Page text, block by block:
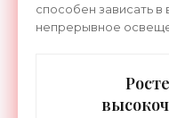
способен зависать в
непрерывное